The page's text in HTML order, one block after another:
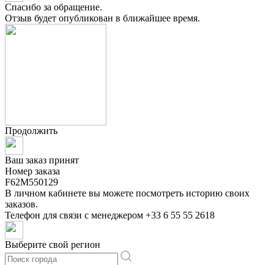
Спасибо за обращение.
Отзыв будет опубликован в ближайшее время.
Продолжить
Ваш заказ принят
Номер заказа
F62M550129
В личном кабинете вы можете посмотреть историю своих
заказов.
Телефон для связи с менеджером +33 6 55 55 2618
Выберите свой регион